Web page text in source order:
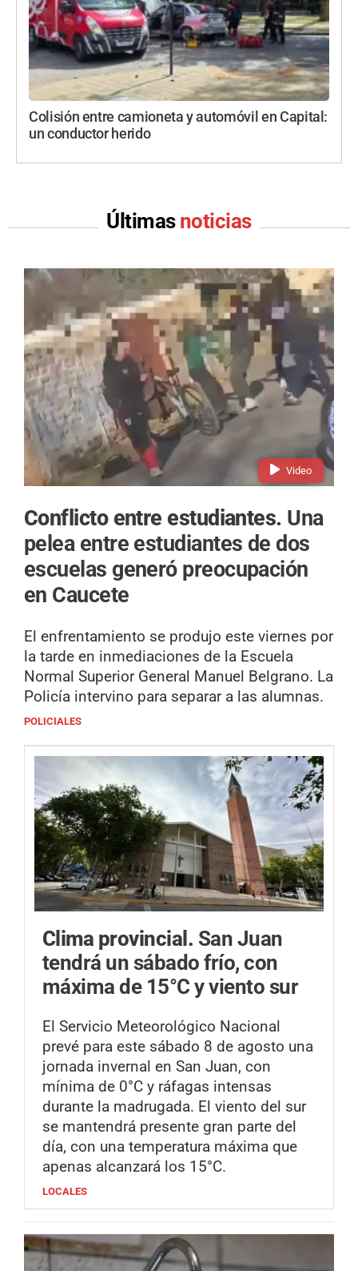
Colisión entre camioneta y automóvil en Capital:
un conductor herido
Últimas noticias
Video
Conflicto entre estudiantes. Una
pelea entre estudiantes de dos
escuelas generó preocupación
en Caucete
El enfrentamiento se produjo este viernes por
la tarde en inmediaciones de la Escuela
Normal Superior General Manuel Belgrano. La
Policía intervino para separar a las alumnas.
POLICIALES
Clima provincial. San Juan
tendrá un sábado frío, con
máxima de 15°C y viento sur
El Servicio Meteorológico Nacional
prevé para este sábado 8 de agosto una
jornada invernal en San Juan, con
mínima de 0°C y ráfagas intensas
durante la madrugada. El viento del sur
se mantendrá presente gran parte del
día, con una temperatura máxima que
apenas alcanzará los 15°C.
LOCALES